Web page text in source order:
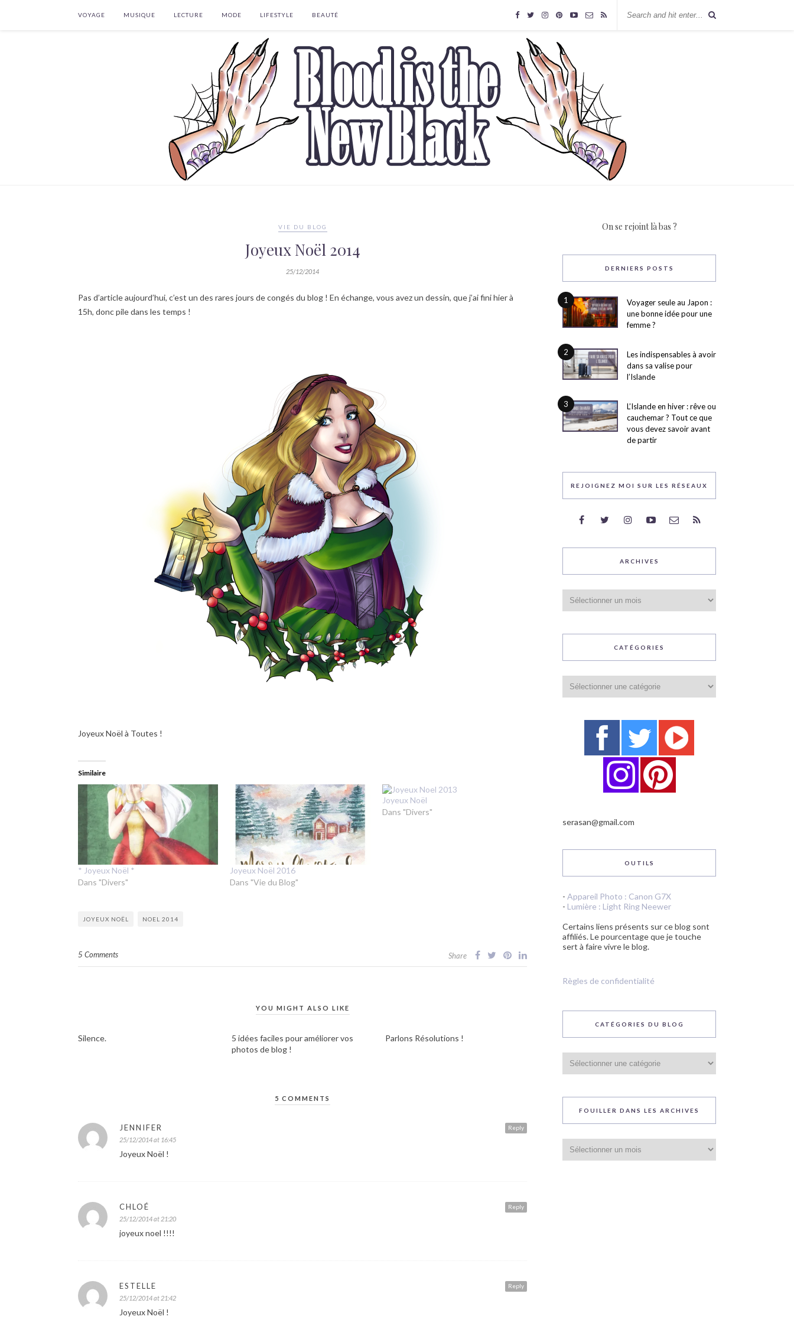
VOYAGE MUSIQUE LECTURE MODE LIFESTYLE BEAUTÉ
VIE DU BLOG
Joyeux Noël 2014
25/12/2014
Pas d’article aujourd’hui, c’est un des rares jours de congés du blog ! En échange, vous avez un dessin, que j’ai fini hier à
15h, donc pile dans les temps !
Joyeux Noël à Toutes !
Similaire
* Joyeux Noël *
Dans "Divers"
Joyeux Noël 2016
Dans "Vie du Blog"
Joyeux Noël
Dans "Divers"
JOYEUX NOËL NOEL 2014
5 Comments Share
YOU MIGHT ALSO LIKE
Silence.
5 idées faciles pour améliorer vos
photos de blog !
Parlons Résolutions !
5 COMMENTS
Reply
JENNIFER
25/12/2014 at 16:45
Joyeux Noël !
Reply
CHLOÉ
25/12/2014 at 21:20
joyeux noel !!!!
Reply
ESTELLE
25/12/2014 at 21:42
Joyeux Noël !
On se rejoint là bas ?
DERNIERS POSTS
1
Voyager seule au Japon :
une bonne idée pour une
femme ?
2
Les indispensables à avoir
dans sa valise pour
l’Islande
3
L’Islande en hiver : rêve ou
cauchemar ? Tout ce que
vous devez savoir avant
de partir
REJOIGNEZ MOI SUR LES RÉSEAUX
ARCHIVES
CATÉGORIES
serasan@gmail.com
OUTILS
- Appareil Photo : Canon G7X
- Lumière : Light Ring Neewer
Certains liens présents sur ce blog sont
affiliés. Le pourcentage que je touche
sert à faire vivre le blog.
Règles de confidentialité
CATÉGORIES DU BLOG
du
blog
FOUILLER DANS LES ARCHIVES
dans
les